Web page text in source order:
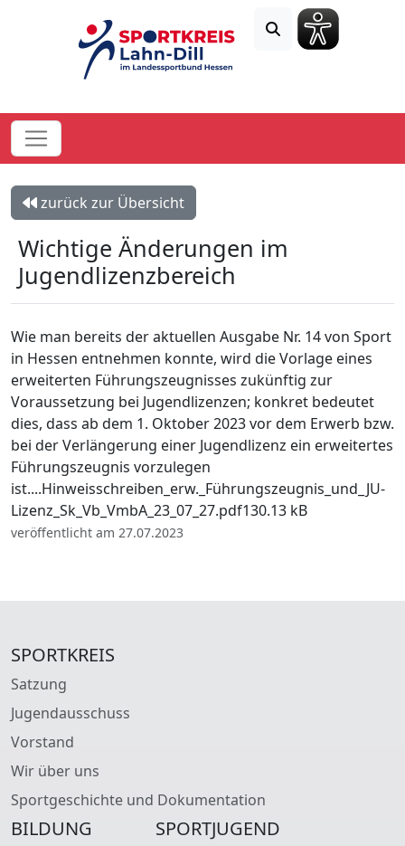
zurück zur Übersicht
Wichtige Änderungen im
Jugendlizenzbereich
Wie man bereits der aktuellen Ausgabe Nr. 14 von Sport
in Hessen entnehmen konnte, wird die Vorlage eines
erweiterten Führungszeugnisses zukünftig zur
Voraussetzung bei Jugendlizenzen; konkret bedeutet
dies, dass ab dem 1. Oktober 2023 vor dem Erwerb bzw.
bei der Verlängerung einer Jugendlizenz ein erweitertes
Führungszeugnis vorzulegen
ist....Hinweisschreiben_erw._Führungszeugnis_und_JU-
Lizenz_Sk_Vb_VmbA_23_07_27.pdf130.13 kB
veröffentlicht am 27.07.2023
SPORTKREIS
Satzung
Jugendausschuss
Vorstand
Wir über uns
Sportgeschichte und Dokumentation
BILDUNG SPORTJUGEND